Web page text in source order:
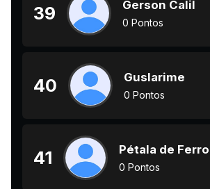
39 Gerson Calil
0 Pontos
40 Guslarime
0 Pontos
41 Pétala de Ferro
0 Pontos